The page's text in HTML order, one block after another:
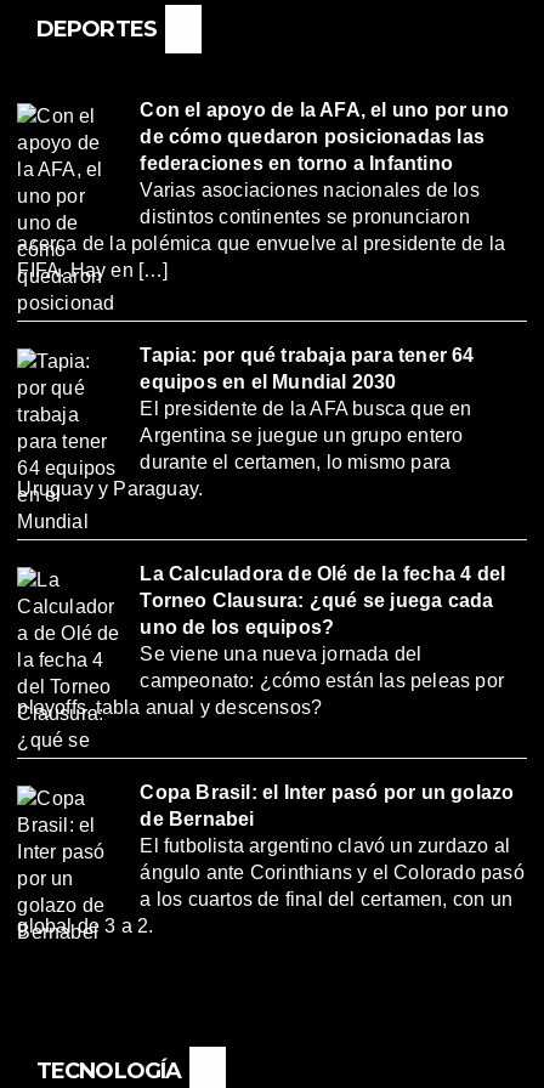
DEPORTES
Con el apoyo de la AFA, el uno por uno
de cómo quedaron posicionadas las
federaciones en torno a Infantino
Varias asociaciones nacionales de los
distintos continentes se pronunciaron
acerca de la polémica que envuelve al presidente de la
FIFA. Hay en […]
Tapia: por qué trabaja para tener 64
equipos en el Mundial 2030
El presidente de la AFA busca que en
Argentina se juegue un grupo entero
durante el certamen, lo mismo para
Uruguay y Paraguay.
La Calculadora de Olé de la fecha 4 del
Torneo Clausura: ¿qué se juega cada
uno de los equipos?
Se viene una nueva jornada del
campeonato: ¿cómo están las peleas por
playoffs, tabla anual y descensos?
Copa Brasil: el Inter pasó por un golazo
de Bernabei
El futbolista argentino clavó un zurdazo al
ángulo ante Corinthians y el Colorado pasó
a los cuartos de final del certamen, con un
global de 3 a 2.
TECNOLOGÍA